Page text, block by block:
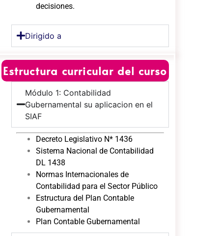
decisiones.
Dirigido a
Estructura curricular del curso
Módulo 1: Contabilidad
Gubernamental su aplicacion en el
SIAF
Decreto Legislativo N* 1436
Sistema Nacional de Contabilidad
DL 1438
Normas Internacionales de
Contabilidad para el Sector Público
Estructura del Plan Contable
Gubernamental
Plan Contable Gubernamental